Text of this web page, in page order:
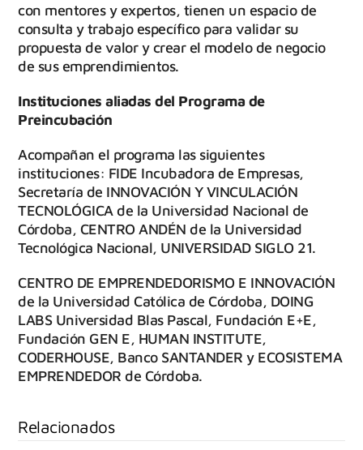
con mentores y expertos, tienen un espacio de
consulta y trabajo específico para validar su
propuesta de valor y crear el modelo de negocio
de sus emprendimientos.
Instituciones aliadas del Programa de
Preincubación
Acompañan el programa las siguientes
instituciones: FIDE Incubadora de Empresas,
Secretaría de INNOVACIÓN Y VINCULACIÓN
TECNOLÓGICA de la Universidad Nacional de
Córdoba, CENTRO ANDÉN de la Universidad
Tecnológica Nacional, UNIVERSIDAD SIGLO 21.
CENTRO DE EMPRENDEDORISMO E INNOVACIÓN
de la Universidad Católica de Córdoba, DOING
LABS Universidad Blas Pascal, Fundación E+E,
Fundación GEN E, HUMAN INSTITUTE,
CODERHOUSE, Banco SANTANDER y ECOSISTEMA
EMPRENDEDOR de Córdoba.
Relacionados